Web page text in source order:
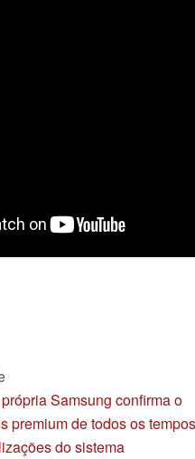
Samsung confirma o
premium de todos os tempos
do sistema